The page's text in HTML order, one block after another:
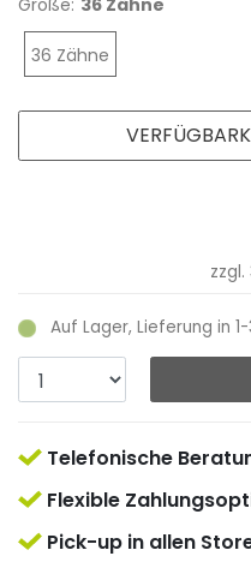
36 Zähne
Auf Lager, Lieferung in
Telefonische
Flexible
Pick-up in allen